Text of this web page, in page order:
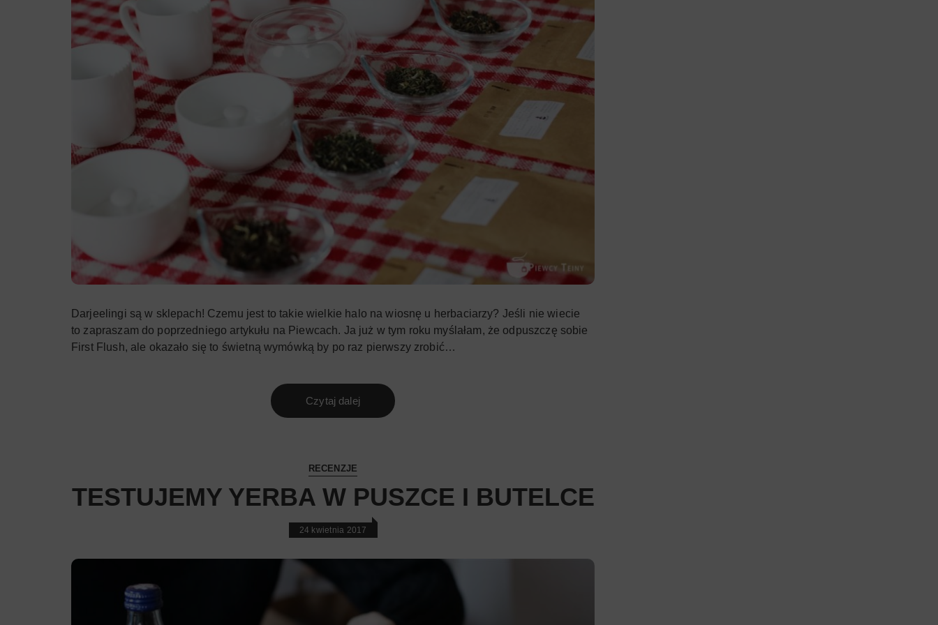
Darjeelingi są w sklepach! Czemu jest to takie wielkie halo na wiosnę u herbaciarzy? Jeśli nie wiecie
to zapraszam do poprzedniego artykułu na Piewcach. Ja już w tym roku myślałam, że odpuszczę sobie
First Flush, ale okazało się to świetną wymówką by po raz pierwszy zrobić…
Czytaj dalej
RECENZJE
TESTUJEMY YERBA W PUSZCE I BUTELCE
24 kwietnia 2017